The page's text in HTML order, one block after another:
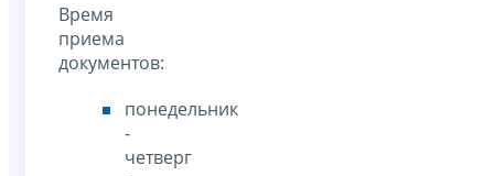
Время
приема
документов:
понедельник
-
четверг